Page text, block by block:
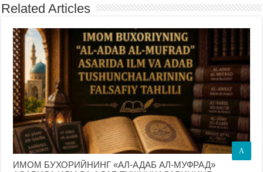
Related Articles
ИМОМ БУХОРИЙНИНГ «АЛ-АДАБ АЛ-МУФРАД»
A